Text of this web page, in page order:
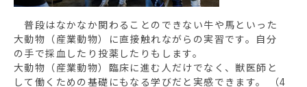
普段はなかなか関わることのできない牛や馬といった
大動物（産業動物）に直接触れながらの実習です。自分
の手で採血したり投薬したりもします。
大動物（産業動物）臨床に進む人だけでなく、獣医師と
して働くための基礎にもなる学びだと実感できます。 （4